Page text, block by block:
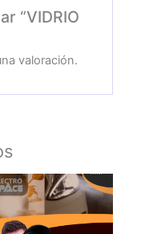
“VIDRIO
valoración.